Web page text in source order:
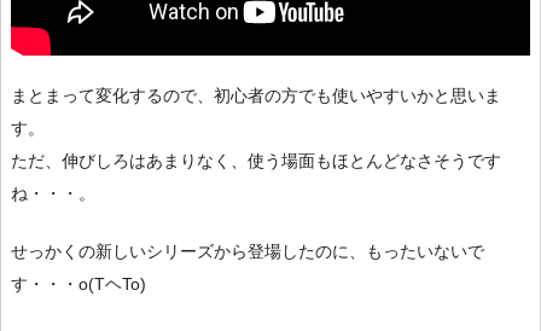
まとまって変化するので、初心者の方でも使いやすいかと思いま
す。
ただ、伸びしろはあまりなく、使う場面もほとんどなさそうです
ね・・・。
せっかくの新しいシリーズから登場したのに、もったいないで
す・・・o(TヘTo)